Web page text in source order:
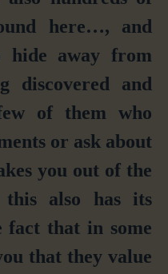
here…, and
hide away from
discovered and
of them who
or ask about
you out of the
this also has its
fact that in some
that they value